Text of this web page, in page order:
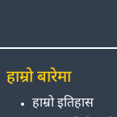
हाम्रो बारेमा
हाम्रो इतिहास